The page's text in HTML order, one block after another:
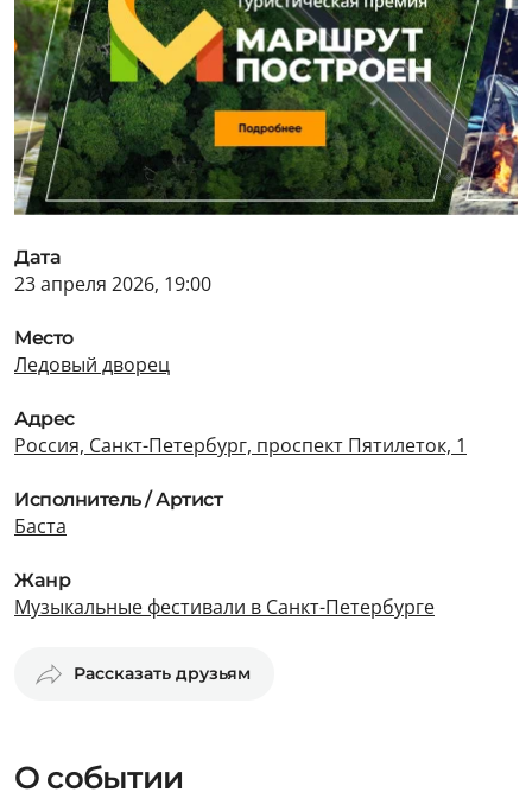
Дата
23 апреля 2026, 19:00
Место
Ледовый дворец
Адрес
Россия, Санкт-Петербург, проспект Пятилеток, 1
Исполнитель / Артист
Баста
Жанр
Музыкальные фестивали в Санкт-Петербурге
Рассказать друзьям
О событии